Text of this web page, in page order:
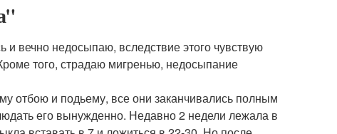
вечно недосыпаю, вследствие этого чувствую
того, страдаю мигренью, недосыпание
отбою и подьему, все они заканчивались полным
его вынужденно. Недавно 2 недели лежала в